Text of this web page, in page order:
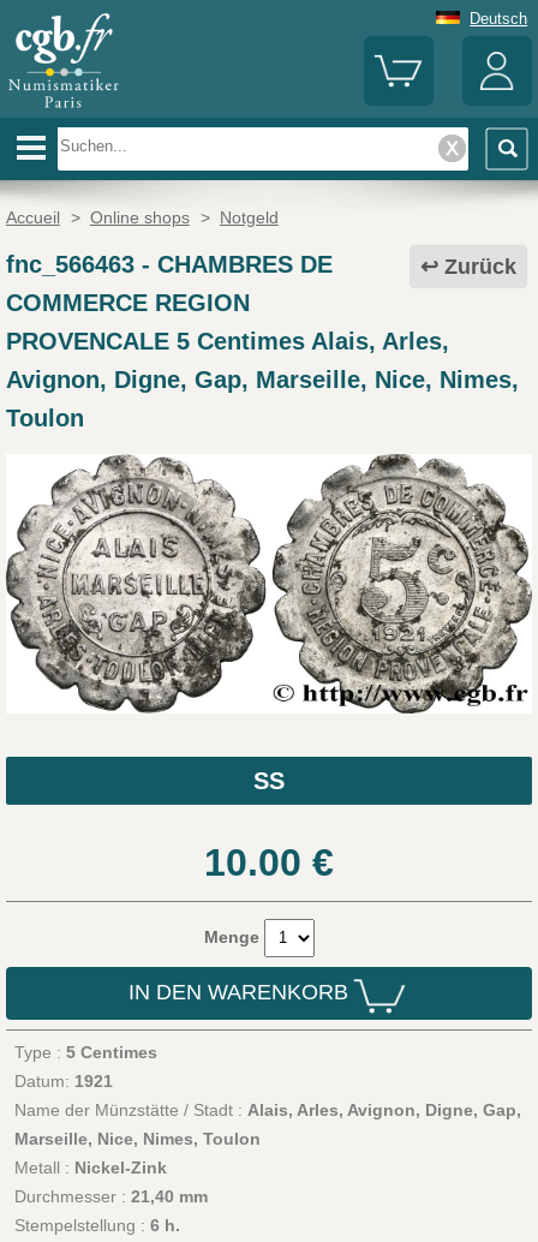
Deutsch
Accueil > Online shops > Notgeld
Zurück
fnc_566463- CHAMBRES DE
COMMERCE REGION
PROVENCALE 5 Centimes Alais, Arles,
Avignon, Digne, Gap, Marseille, Nice, Nimes,
Toulon
SS
10.00 €
Menge
IN DEN WARENKORB
Type : 5 Centimes
Datum: 1921
Name der Münzstätte / Stadt : Alais, Arles, Avignon, Digne, Gap,
Marseille, Nice, Nimes, Toulon
Metall : Nickel-Zink
Durchmesser : 21,40 mm
Stempelstellung : 6 h.